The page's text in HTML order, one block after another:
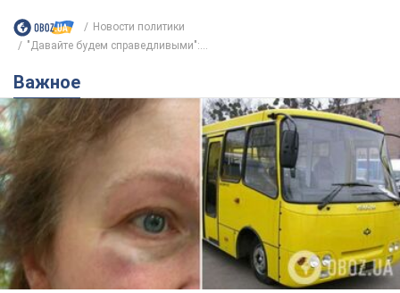
Новости политики
"Давайте будем справедливыми":...
Важное